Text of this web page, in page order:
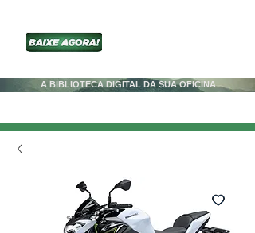
A BIBLIOTECA DIGITAL DA SUA OFICINA